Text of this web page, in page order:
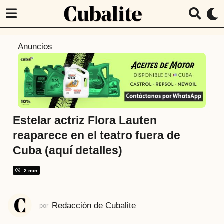
r
s
1
a
a
Anuncios
Estelar actriz Flora Lauten
reaparece en el teatro fuera de
Cuba (aquí detalles)
2 min
por Redacción de Cubalite